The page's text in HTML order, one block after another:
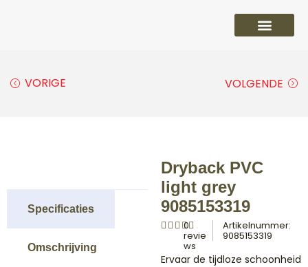
VORIGE VOLGENDE
Specificaties
Omschrijving
Dryback PVC
light grey
9085153319
0
revie
ws
Artikelnummer:
9085153319
Ervaar de tijdloze schoonheid